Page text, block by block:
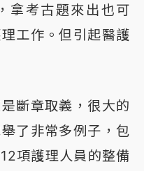
拿考古題來出也可
工作。但引起醫護
斷章取義，很大的
了非常多例子，包
項護理人員的整備